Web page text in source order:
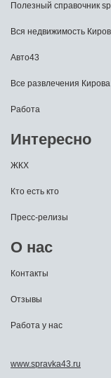
Полезный справочник
Вся недвижимость
Авто43
Все развлечения Кирова
Работа
Интересно
ЖКХ
Кто есть кто
Пресс-релизы
О нас
Контакты
Отзывы
Работа у нас
www.spravka43.ru